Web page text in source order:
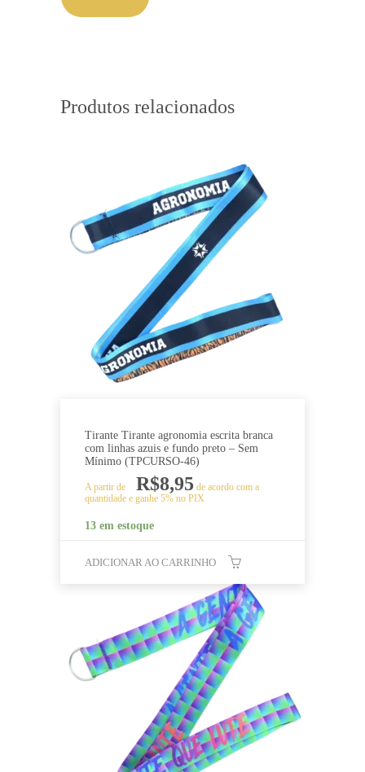
Produtos relacionados
Tirante Tirante agronomia escrita branca
com linhas azuis e fundo preto – Sem
Mínimo (TPCURSO-46)
A partir de R$8,95 de acordo com a
quantidade e ganhe 5% no PIX
13 em estoque
ADICIONAR AO CARRINHO